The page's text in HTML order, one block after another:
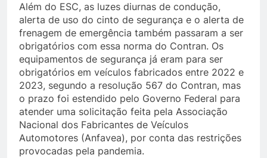
Além do ESC, as luzes diurnas de condução,
alerta de uso do cinto de segurança e o alerta de
frenagem de emergência também passaram a ser
obrigatórios com essa norma do Contran. Os
equipamentos de segurança já eram para ser
obrigatórios em veículos fabricados entre 2022 e
2023, segundo a resolução 567 do Contran, mas
o prazo foi estendido pelo Governo Federal para
atender uma solicitação feita pela Associação
Nacional dos Fabricantes de Veículos
Automotores (Anfavea), por conta das restrições
provocadas pela pandemia.